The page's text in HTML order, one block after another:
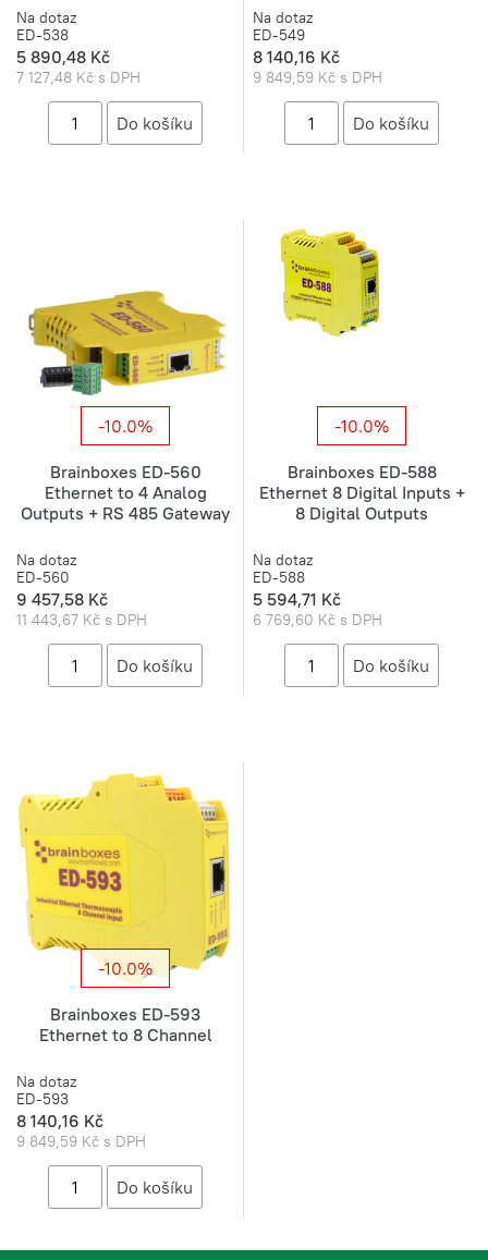
Na dotaz
ED-538
5 890,48 Kč
7 127,48 Kč s DPH
Na dotaz
ED-549
8 140,16 Kč
9 849,59 Kč s DPH
-10.0%
Brainboxes ED-560
Ethernet to 4 Analog
Outputs + RS 485 Gateway
Na dotaz
ED-560
9 457,58 Kč
11 443,67 Kč s DPH
-10.0%
Brainboxes ED-588
Ethernet 8 Digital Inputs +
8 Digital Outputs
Na dotaz
ED-588
5 594,71 Kč
6 769,60 Kč s DPH
-10.0%
Brainboxes ED-593
Ethernet to 8 Channel
Na dotaz
ED-593
8 140,16 Kč
9 849,59 Kč s DPH